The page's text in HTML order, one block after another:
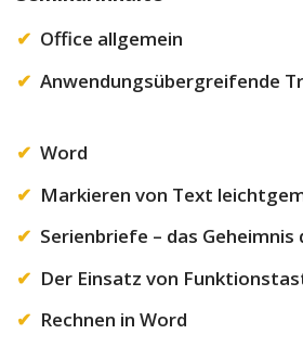
Office allgemein
Anwendungsübergreifende
Word
Markieren von Text
Serienbriefe – das Geheimnis
Der Einsatz von
Rechnen in Word